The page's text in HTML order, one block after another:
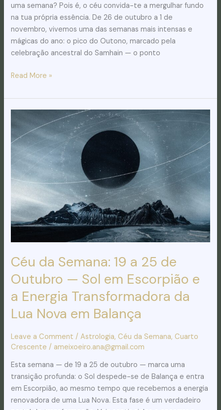
uma semana? Pois é, o céu convida-te a mergulhar fundo
na tua própria essência. De 26 de outubro a 1 de
novembro, vivemos uma das semanas mais intensas e
mágicas do ano: o pico do Outono, marcado pela
celebração ancestral do Samhain — o ponto
Read More »
Céu da Semana: 19 a 25 de
Outubro — Sol em Escorpião e
a Energia Transformadora da
Lua Nova em Balança
Leave a Comment /Astrologia,Céu da Semana,Cuarto
Crescente / ameixoeiro.ana@gmail.com
Esta semana — de 19 a 25 de outubro — marca uma
transição profunda: o Sol despede-se de Balança e entra
em Escorpião, ao mesmo tempo que recebemos a energia
renovadora de uma Lua Nova. Esta fase é um verdadeiro
da
Semana:
Outubro
—
Sol
Escorpião
e
a
Energia
Transformadora
da
Lua
em
Balança